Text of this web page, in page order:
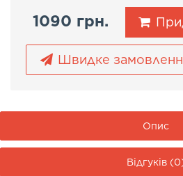
1090 грн.
Швидке
Опис
Відгуків